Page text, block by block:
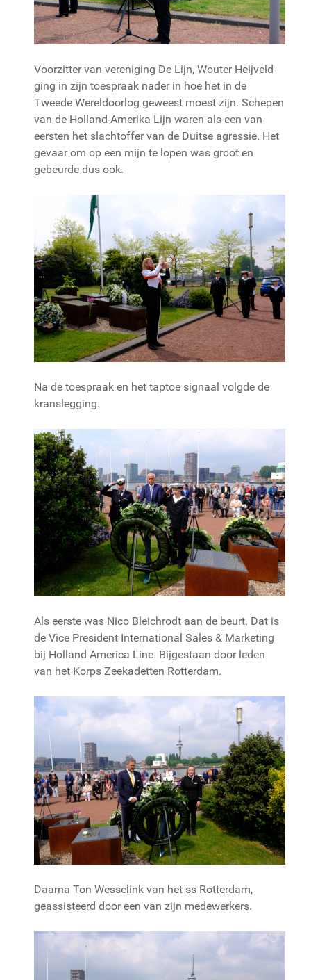
Voorzitter van vereniging De Lijn, Wouter Heijveld
ging in zijn toespraak nader in hoe het in de
Tweede Wereldoorlog geweest moest zijn. Schepen
van de Holland-Amerika Lijn waren als een van
eersten het slachtoffer van de Duitse agressie. Het
gevaar om op een mijn te lopen was groot en
gebeurde dus ook.
Na de toespraak en het taptoe signaal volgde de
kranslegging.
Als eerste was Nico Bleichrodt aan de beurt. Dat is
de Vice President International Sales & Marketing
bij Holland America Line. Bijgestaan door leden
van het Korps Zeekadetten Rotterdam.
Daarna Ton Wesselink van het ss Rotterdam,
geassisteerd door een van zijn medewerkers.